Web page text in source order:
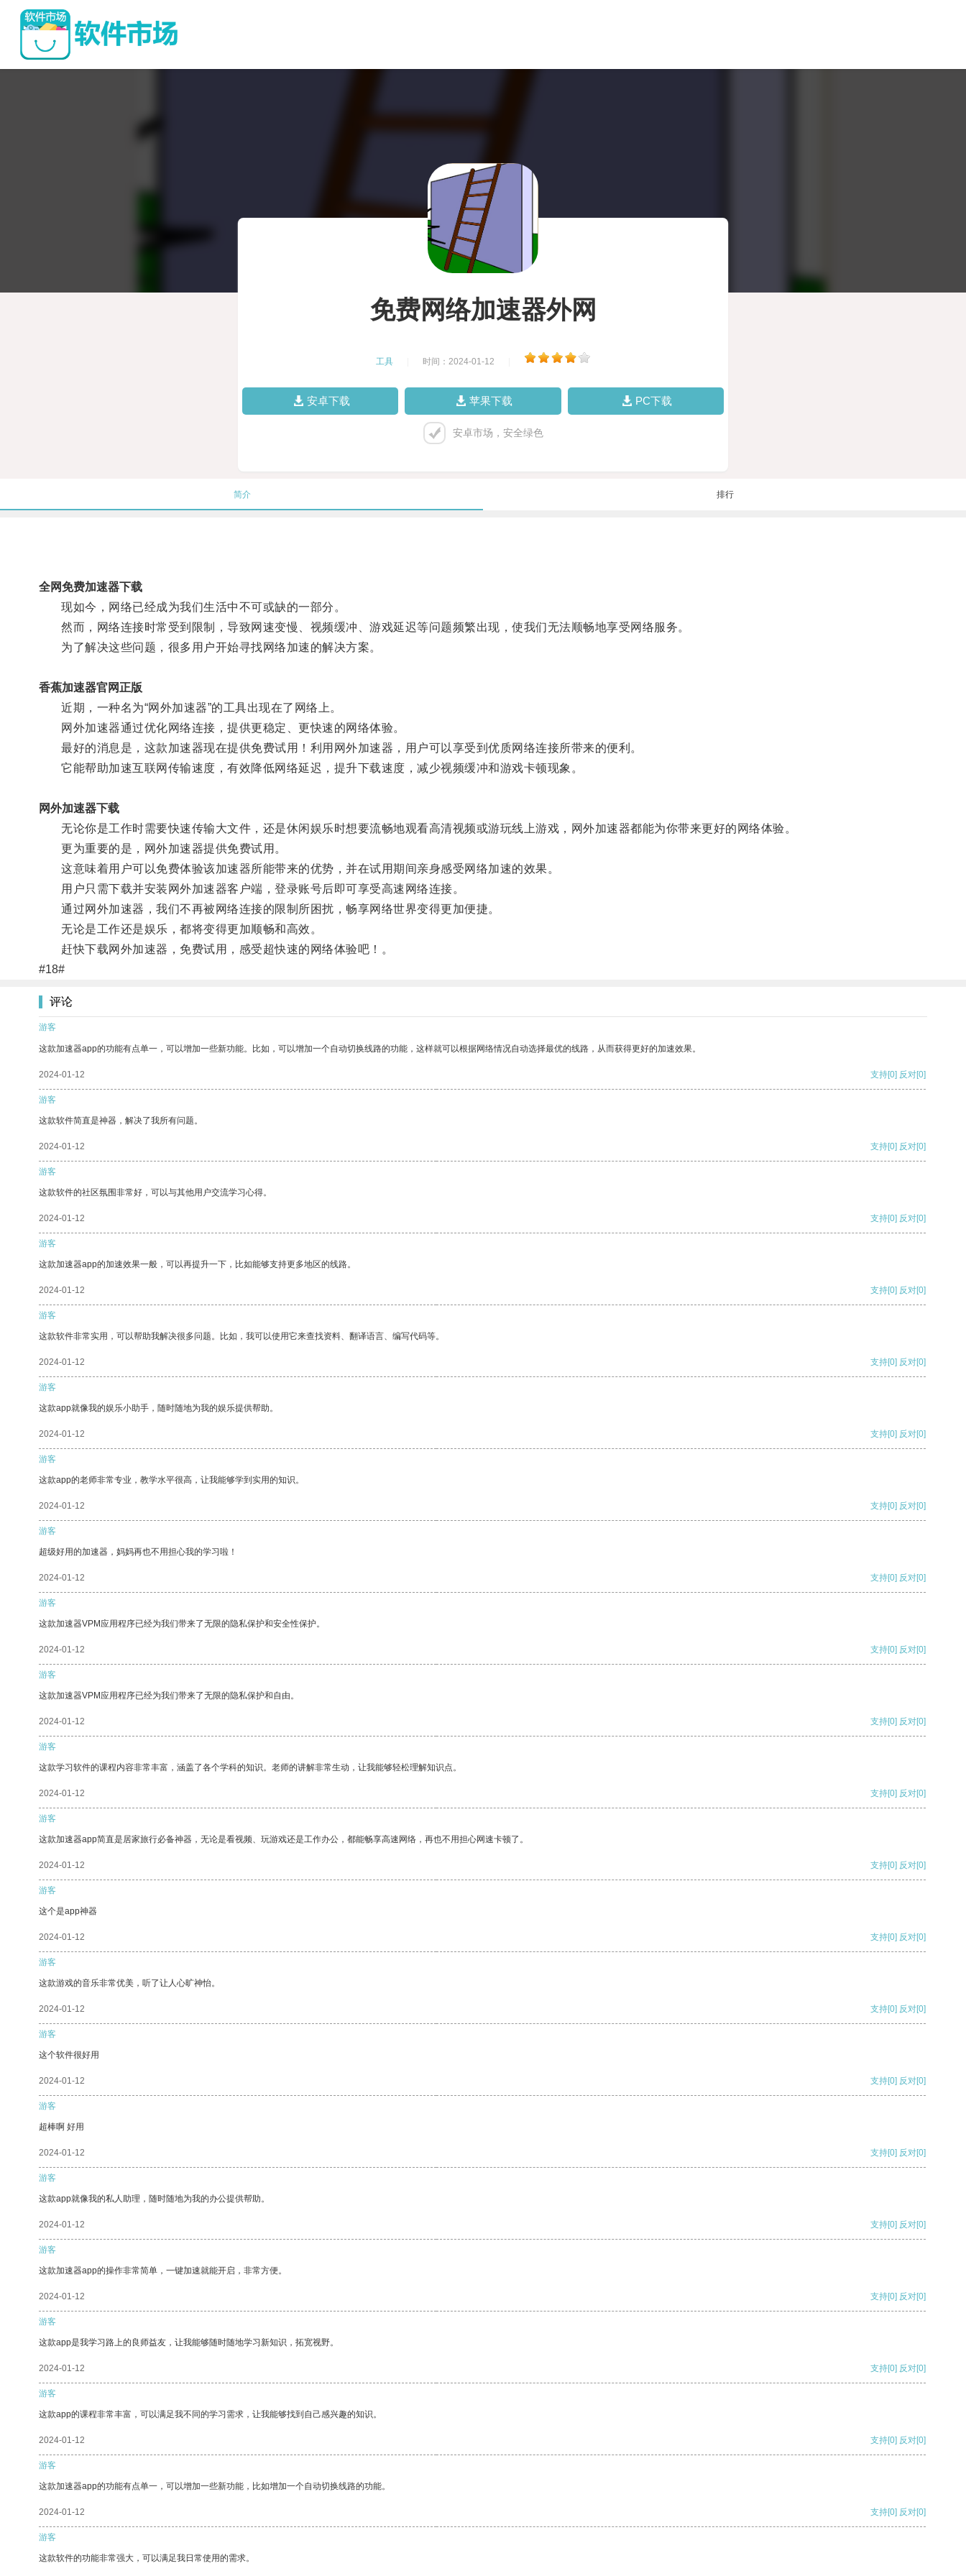
免费网络加速器外网
工具 时间：2024-01-12
安卓下载 苹果下载 PC下载
安卓市场，安全绿色
简介 排行
全网免费加速器下载
现如今，网络已经成为我们生活中不可或缺的一部分。
然而，网络连接时常受到限制，导致网速变慢、视频缓冲、游戏延迟等问题频繁出现，使我们无法顺畅地享受网络服务。
为了解决这些问题，很多用户开始寻找网络加速的解决方案。
香蕉加速器官网正版
近期，一种名为“网外加速器”的工具出现在了网络上。
网外加速器通过优化网络连接，提供更稳定、更快速的网络体验。
最好的消息是，这款加速器现在提供免费试用！利用网外加速器，用户可以享受到优质网络连接所带来的便利。
它能帮助加速互联网传输速度，有效降低网络延迟，提升下载速度，减少视频缓冲和游戏卡顿现象。
网外加速器下载
无论你是工作时需要快速传输大文件，还是休闲娱乐时想要流畅地观看高清视频或游玩线上游戏，网外加速器都能为你带来更好的网络体验。
更为重要的是，网外加速器提供免费试用。
这意味着用户可以免费体验该加速器所能带来的优势，并在试用期间亲身感受网络加速的效果。
用户只需下载并安装网外加速器客户端，登录账号后即可享受高速网络连接。
通过网外加速器，我们不再被网络连接的限制所困扰，畅享网络世界变得更加便捷。
无论是工作还是娱乐，都将变得更加顺畅和高效。
赶快下载网外加速器，免费试用，感受超快速的网络体验吧！。
#18#
评论
游客
这款加速器app的功能有点单一，可以增加一些新功能。比如，可以增加一个自动切换线路的功能，这样就可以根据网络情况自动选择最优的线路，从而获得更好的加速效果。
2024-01-12 支持[0] 反对[0]
游客
这款软件简直是神器，解决了我所有问题。
2024-01-12 支持[0] 反对[0]
游客
这款软件的社区氛围非常好，可以与其他用户交流学习心得。
2024-01-12 支持[0] 反对[0]
游客
这款加速器app的加速效果一般，可以再提升一下，比如能够支持更多地区的线路。
2024-01-12 支持[0] 反对[0]
游客
这款软件非常实用，可以帮助我解决很多问题。比如，我可以使用它来查找资料、翻译语言、编写代码等。
2024-01-12 支持[0] 反对[0]
游客
这款app就像我的娱乐小助手，随时随地为我的娱乐提供帮助。
2024-01-12 支持[0] 反对[0]
游客
这款app的老师非常专业，教学水平很高，让我能够学到实用的知识。
2024-01-12 支持[0] 反对[0]
游客
超级好用的加速器，妈妈再也不用担心我的学习啦！
2024-01-12 支持[0] 反对[0]
游客
这款加速器VPM应用程序已经为我们带来了无限的隐私保护和安全性保护。
2024-01-12 支持[0] 反对[0]
游客
这款加速器VPM应用程序已经为我们带来了无限的隐私保护和自由。
2024-01-12 支持[0] 反对[0]
游客
这款学习软件的课程内容非常丰富，涵盖了各个学科的知识。老师的讲解非常生动，让我能够轻松理解知识点。
2024-01-12 支持[0] 反对[0]
游客
这款加速器app简直是居家旅行必备神器，无论是看视频、玩游戏还是工作办公，都能畅享高速网络，再也不用担心网速卡顿了。
2024-01-12 支持[0] 反对[0]
游客
这个是app神器
2024-01-12 支持[0] 反对[0]
游客
这款游戏的音乐非常优美，听了让人心旷神怡。
2024-01-12 支持[0] 反对[0]
游客
这个软件很好用
2024-01-12 支持[0] 反对[0]
游客
超棒啊 好用
2024-01-12 支持[0] 反对[0]
游客
这款app就像我的私人助理，随时随地为我的办公提供帮助。
2024-01-12 支持[0] 反对[0]
游客
这款加速器app的操作非常简单，一键加速就能开启，非常方便。
2024-01-12 支持[0] 反对[0]
游客
这款app是我学习路上的良师益友，让我能够随时随地学习新知识，拓宽视野。
2024-01-12 支持[0] 反对[0]
游客
这款app的课程非常丰富，可以满足我不同的学习需求，让我能够找到自己感兴趣的知识。
2024-01-12 支持[0] 反对[0]
游客
这款加速器app的功能有点单一，可以增加一些新功能，比如增加一个自动切换线路的功能。
2024-01-12 支持[0] 反对[0]
游客
这款软件的功能非常强大，可以满足我日常使用的需求。